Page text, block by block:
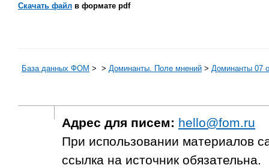
Скачать файл в формате pdf
База данных ФОМ > > Доминанты. Поле мнений > Доминанты 07
Адрес для писем: hello@fom.ru
При использовании материалов
ссылка на источник обязательна.